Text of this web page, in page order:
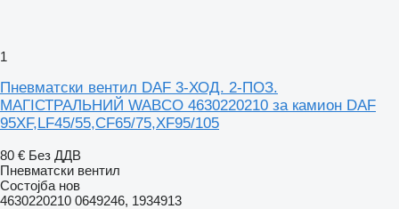
1
Пневматски вентил DAF 3-ХОД. 2-ПОЗ.
МАГІСТРАЛЬНИЙ WABCO 4630220210 за камион DAF
95XF,LF45/55,CF65/75,XF95/105
80 € Без ДДВ
Пневматски вентил
Состојба нов
4630220210 0649246, 1934913